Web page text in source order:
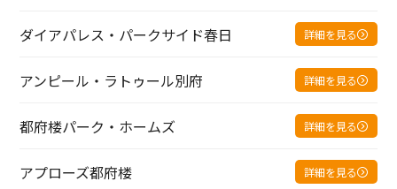
ダイアパレス・パークサイド春日 詳細を見る
アンピール・ラトゥール別府 詳細を見る
都府楼パーク・ホームズ 詳細を見る
アプローズ都府楼 詳細を見る